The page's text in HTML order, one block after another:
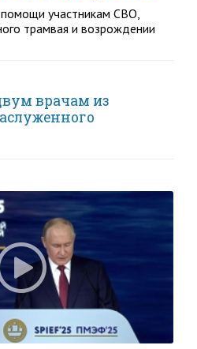
помощи участникам СВО,
трамвая и возрождении
врачам из